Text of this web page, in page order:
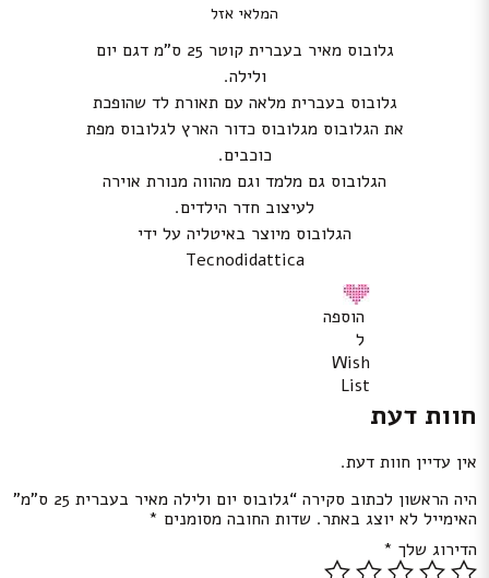
המלאי אזל
גלובוס מאיר בעברית קוטר 25 ס”מ דגם יום
ולילה.
גלובוס בעברית מלאה עם תאורת לד שהופכת
את הגלובוס מגלובוס כדור הארץ לגלובוס מפת
כוכבים.
הגלובוס גם מלמד וגם מהווה מנורת אוירה
לעיצוב חדר הילדים.
הגלובוס מיוצר באיטליה על ידי
Tecnodidattica
הוספה
ל
Wish
List
חוות דעת
אין עדיין חוות דעת.
היה הראשון לכתוב סקירה “גלובוס יום ולילה מאיר בעברית 25 ס”מ”
האימייל לא יוצג באתר. שדות החובה מסומנים *
הדירוג שלך *